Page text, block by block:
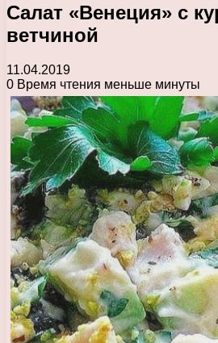
Салат «Венеция» с
ветчиной
11.04.2019
0 Время чтения меньше минуты